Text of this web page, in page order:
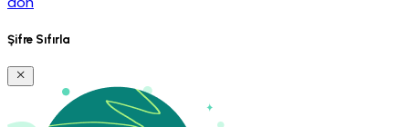
Şifre Sıfırla